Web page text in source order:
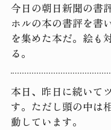
今日の朝日新聞の書
ホルの本の書評を書
を集めた本だ。絵も
る。
本日、昨日に続いて
す。ただし頭の中は
動しています。